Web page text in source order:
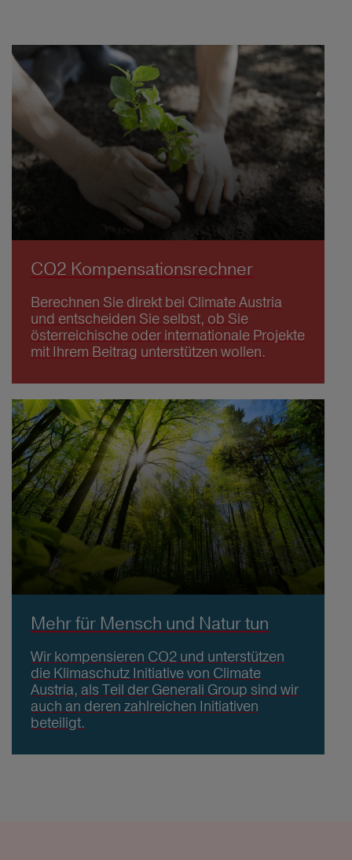
CO2 Kompensationsrechner
Berechnen Sie direkt bei Climate Austria
und entscheiden Sie selbst, ob Sie
österreichische oder internationale Projekte
mit Ihrem Beitrag unterstützen wollen.
Mehr für Mensch und Natur tun
Wir kompensieren CO2 und unterstützen
die Klimaschutz Initiative von Climate
Austria, als Teil der Generali Group sind wir
auch an deren zahlreichen Initiativen
beteiligt.